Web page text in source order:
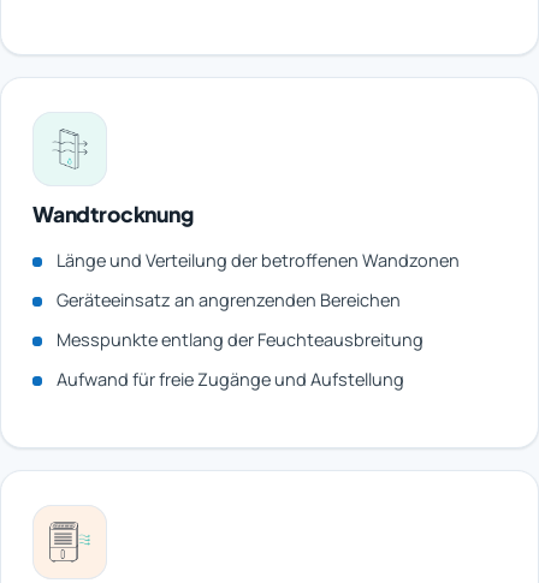
Wandtrocknung
Länge und Verteilung der betroffenen Wandzonen
Geräteeinsatz an angrenzenden Bereichen
Messpunkte entlang der Feuchteausbreitung
Aufwand für freie Zugänge und Aufstellung